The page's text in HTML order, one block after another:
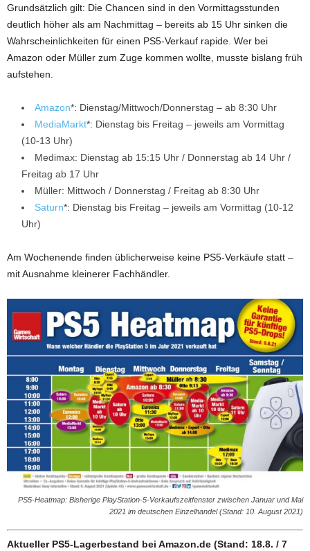
Grundsätzlich gilt: Die Chancen sind in den Vormittagsstunden
deutlich höher als am Nachmittag – bereits ab 15 Uhr sinken die
Wahrscheinlichkeiten für einen PS5-Verkauf rapide. Wer bei
Amazon oder Müller zum Zuge kommen wollte, musste bislang früh
aufstehen.
Amazon*: Dienstag/Mittwoch/Donnerstag – ab 8:30 Uhr
MediaMarkt*: Dienstag bis Freitag – jeweils am Vormittag
(10-13 Uhr)
Medimax: Dienstag ab 15:15 Uhr / Donnerstag ab 14 Uhr /
Freitag ab 17 Uhr
Müller: Mittwoch / Donnerstag / Freitag ab 8:30 Uhr
Saturn*: Dienstag bis Freitag – jeweils am Vormittag (10-12
Uhr)
Am Wochenende finden üblicherweise keine PS5-Verkäufe statt –
mit Ausnahme kleinerer Fachhändler.
PS5-Heatmap: Bisherige PlayStation-5-Verkaufszeitfenster zwischen Januar und Mai
2021 im deutschen Einzelhandel (Stand: 10. August 2021)
Aktueller PS5-Lagerbestand bei Amazon.de (Stand: 18.8. / 7